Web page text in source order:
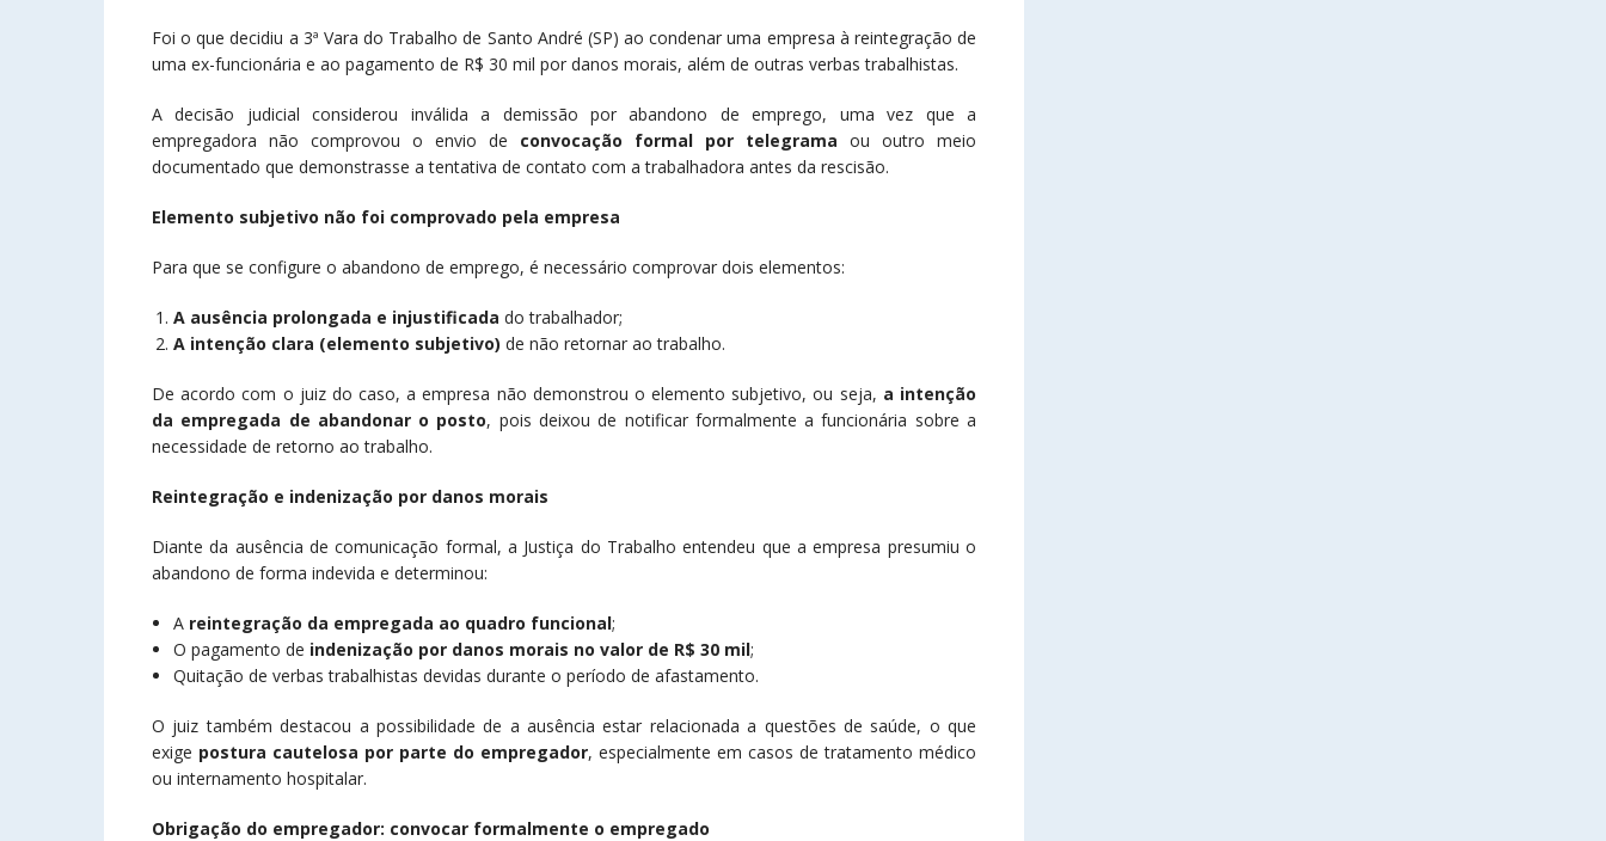
Foi o que decidiu a 3ª Vara do Trabalho de Santo André (SP) ao condenar uma empresa à reintegração de
uma ex-funcionária e ao pagamento de R$ 30 mil por danos morais, além de outras verbas trabalhistas.
A decisão judicial considerou inválida a demissão por abandono de emprego, uma vez que a
empregadora não comprovou o envio de convocação formal por telegrama ou outro meio
documentado que demonstrasse a tentativa de contato com a trabalhadora antes da rescisão.
Elemento subjetivo não foi comprovado pela empresa
Para que se configure o abandono de emprego, é necessário comprovar dois elementos:
A ausência prolongada e injustificada do trabalhador;
A intenção clara (elemento subjetivo) de não retornar ao trabalho.
De acordo com o juiz do caso, a empresa não demonstrou o elemento subjetivo, ou seja, a intenção
da empregada de abandonar o posto, pois deixou de notificar formalmente a funcionária sobre a
necessidade de retorno ao trabalho.
Reintegração e indenização por danos morais
Diante da ausência de comunicação formal, a Justiça do Trabalho entendeu que a empresa presumiu o
abandono de forma indevida e determinou:
A reintegração da empregada ao quadro funcional;
O pagamento de indenização por danos morais no valor de R$ 30 mil;
Quitação de verbas trabalhistas devidas durante o período de afastamento.
O juiz também destacou a possibilidade de a ausência estar relacionada a questões de saúde, o que
exige postura cautelosa por parte do empregador, especialmente em casos de tratamento médico
ou internamento hospitalar.
Obrigação do empregador: convocar formalmente o empregado